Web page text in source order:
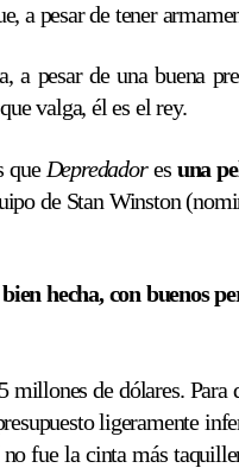
a pesar de tener
a pesar de una buena
valga, él es el rey.
que Depredadores una
de Stan Winston
hecha, con buenos
millones de dólares.
ligeramente
fue la cinta más